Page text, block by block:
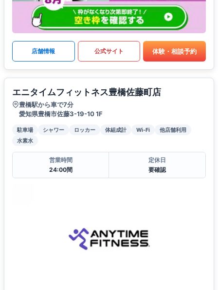
店舗情報 公式サイト 体験・相談予約
エニタイムフィットネス豊橋佐藤町店
豊橋駅から車で7分
愛知県豊橋市佐藤3-19-10 1F
駐車場 シャワー ロッカー 体組成計 Wi-Fi
他店舗利用
水素水
営業時間
24:00間
定休日
要確認